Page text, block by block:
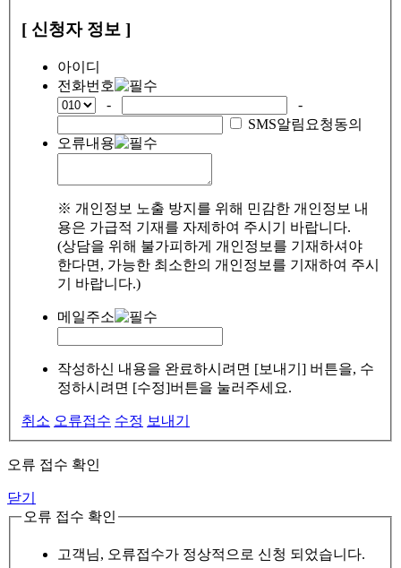
[ 신청자 정보 ]
아이디
전화번호
-
-
SMS알림요청동의
오류내용
※ 개인정보 노출 방지를 위해 민감한 개인정보 내
용은 가급적 기재를 자제하여 주시기 바랍니다.
(상담을 위해 불가피하게 개인정보를 기재하셔야
한다면, 가능한 최소한의 개인정보를 기재하여 주시
기 바랍니다.)
메일주소
작성하신 내용을 완료하시려면 [보내기] 버튼을, 수
정하시려면 [수정]버튼을 눌러주세요.
취소 오류접수 수정 보내기
오류 접수 확인
닫기
오류 접수 확인
고객님, 오류접수가 정상적으로 신청 되었습니다.